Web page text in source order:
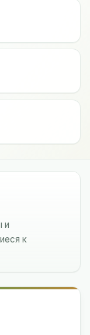
и
к